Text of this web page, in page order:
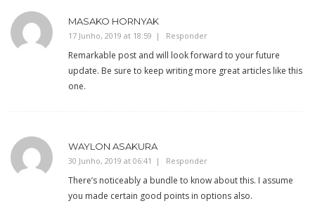
MASAKO HORNYAK
17 Junho, 2019 at 18:59 Responder
Remarkable post and will look forward to your future
update. Be sure to keep writing more great articles like this
one.
WAYLON ASAKURA
30 Junho, 2019 at 06:41 Responder
There’s noticeably a bundle to know about this. I assume
you made certain good points in options also.